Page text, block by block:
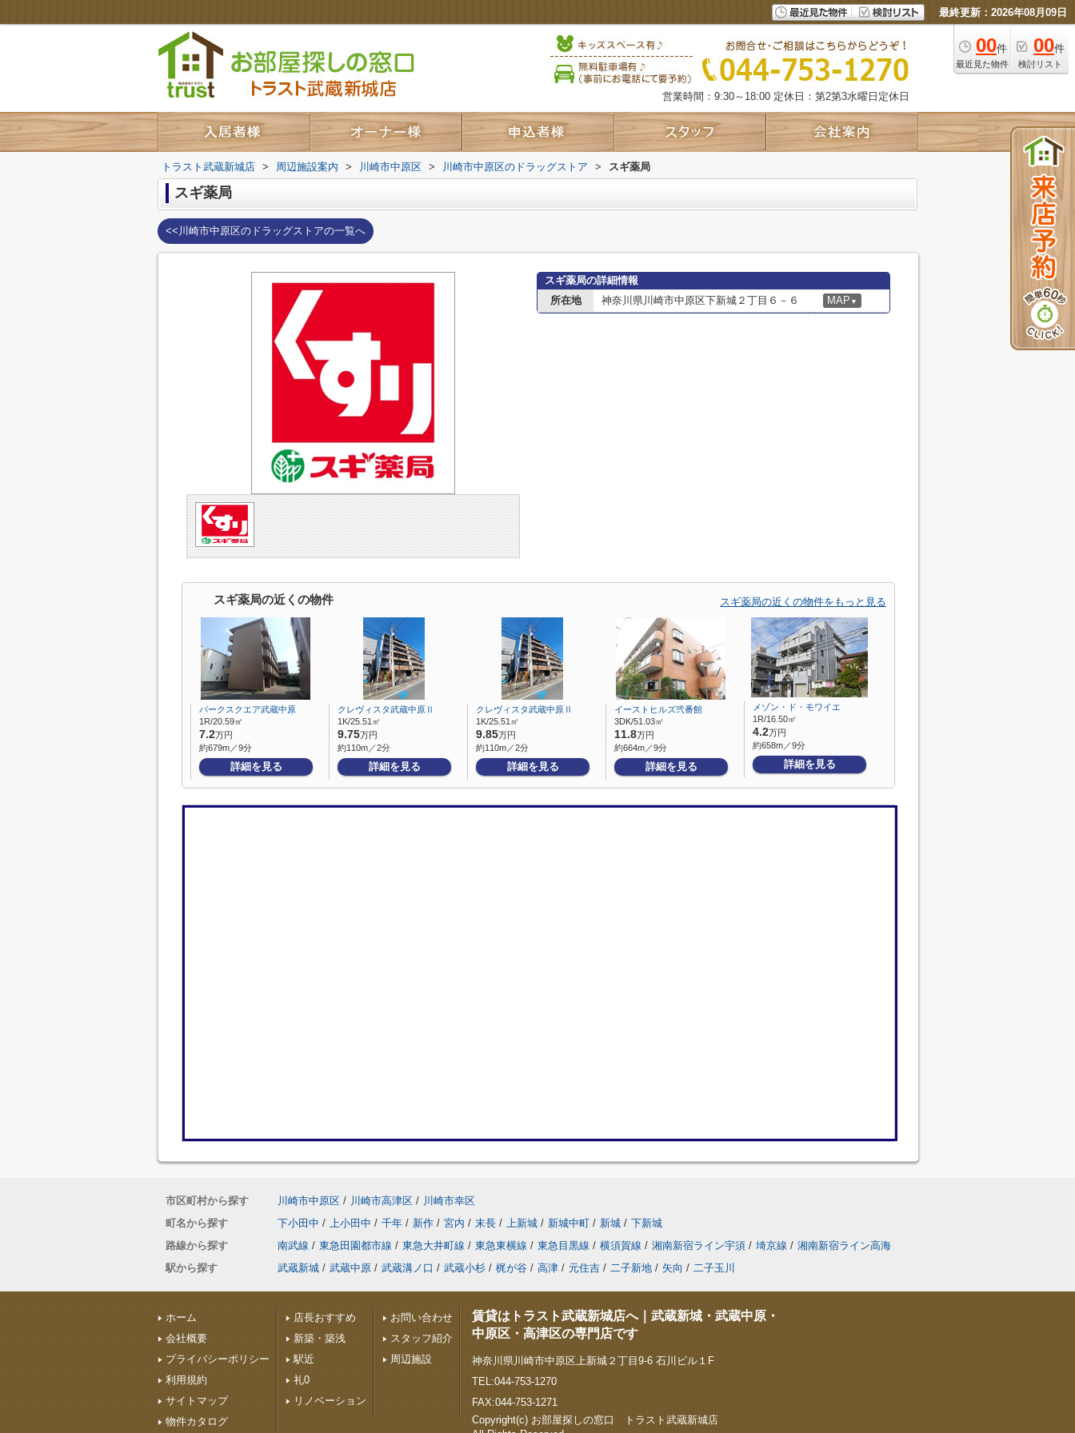
最終更新：2026年08月09日
00件
最近見た物件
00件
検討リスト
営業時間：9:30～18:00 定休日：第2第3水曜日定休日
トラスト武蔵新城店 > 周辺施設案内 > 川崎市中原区 > 川崎市中原区のドラッグストア > スギ薬局
スギ薬局
<<川崎市中原区のドラッグストアの一覧へ
スギ薬局の詳細情報
所在地
神奈川県川崎市中原区下新城２丁目６－６ MAP ▼
スギ薬局の近くの物件 スギ薬局の近くの物件をもっと見る
パークスクエア武蔵中原
1R/20.59㎡
7.2万円
約679m／9分
詳細を見る
クレヴィスタ武蔵中原Ⅱ
1K/25.51㎡
9.75万円
約110m／2分
詳細を見る
クレヴィスタ武蔵中原Ⅱ
1K/25.51㎡
9.85万円
約110m／2分
詳細を見る
イーストヒルズ弐番館
3DK/51.03㎡
11.8万円
約664m／9分
詳細を見る
メゾン・ド・モワイエ
1R/16.50㎡
4.2万円
約658m／9分
詳細を見る
市区町村から探す 川崎市中原区 / 川崎市高津区 / 川崎市幸区
町名から探す
下小田中 / 上小田中 / 千年 / 新作 / 宮内 / 末長 / 上新城 / 新城中町 / 新城 / 下新城
路線から探す
南武線 / 東急田園都市線 / 東急大井町線 / 東急東横線 / 東急目黒線 / 横須賀線 / 湘南新宿ライン宇須 / 埼京線 / 湘南新宿ライン高海
駅から探す
武蔵新城 / 武蔵中原 / 武蔵溝ノ口 / 武蔵小杉 / 梶が谷 / 高津 / 元住吉 / 二子新地 / 矢向 / 二子玉川
ホーム
会社概要
プライバシーポリシー
利用規約
サイトマップ
物件カタログ
店長おすすめ
新築・築浅
駅近
礼0
リノベーション
お問い合わせ
スタッフ紹介
周辺施設
賃貸はトラスト武蔵新城店へ｜武蔵新城・武蔵中原・
中原区・高津区の専門店です
神奈川県川崎市中原区上新城２丁目9-6 石川ビル１F
TEL:044-753-1270
FAX:044-753-1271
Copyright(c) お部屋探しの窓口 トラスト武蔵新城店